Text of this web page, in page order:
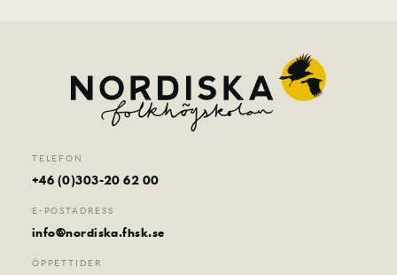
TELEFON
+46 (0)303-20 62 00
E-POSTADRESS
info@nordiska.fhsk.se
ÖPPETTIDER